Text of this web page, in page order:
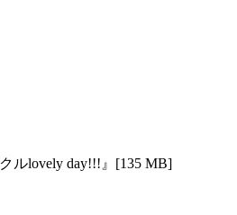
ルlovely day!!!』[135 MB]